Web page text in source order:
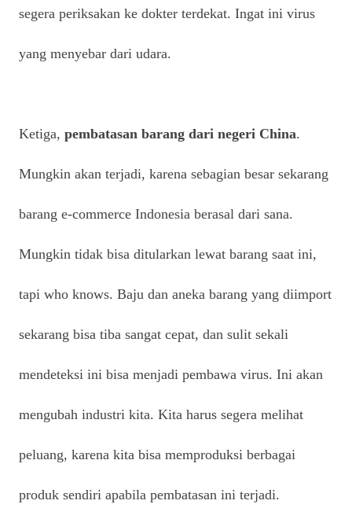
segera periksakan ke dokter terdekat. Ingat ini virus
yang menyebar dari udara.
Ketiga, pembatasan barang dari negeri China.
Mungkin akan terjadi, karena sebagian besar sekarang
barang e-commerce Indonesia berasal dari sana.
Mungkin tidak bisa ditularkan lewat barang saat ini,
tapi who knows. Baju dan aneka barang yang diimport
sekarang bisa tiba sangat cepat, dan sulit sekali
mendeteksi ini bisa menjadi pembawa virus. Ini akan
mengubah industri kita. Kita harus segera melihat
peluang, karena kita bisa memproduksi berbagai
produk sendiri apabila pembatasan ini terjadi.